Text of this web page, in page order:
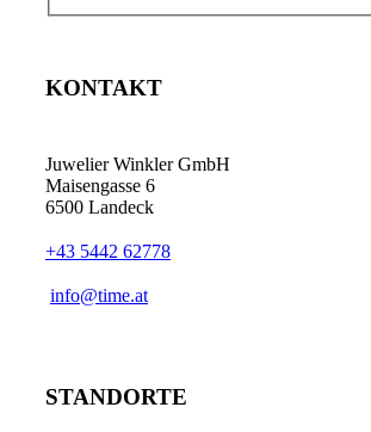
KONTAKT
Juwelier Winkler GmbH
Maisengasse 6
6500 Landeck
+43 5442 62778
info@time.at
STANDORTE